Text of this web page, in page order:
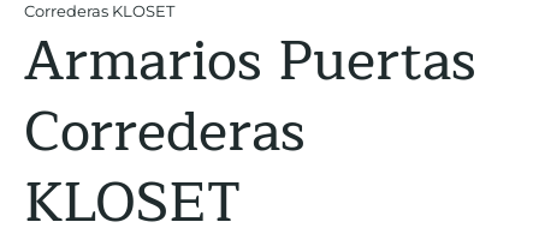
Correderas KLOSET
Armarios Puertas
Correderas
KLOSET